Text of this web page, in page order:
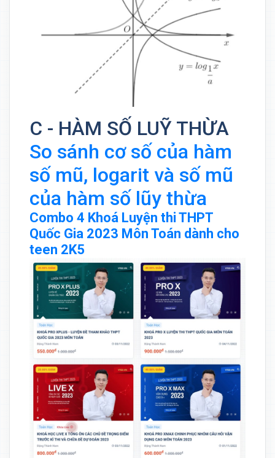
C - HÀM SỐ LUỸ THỪA
So sánh cơ số của hàm
số mũ, logarit và số mũ
của hàm số lũy thừa
Combo 4 Khoá Luyện thi THPT
Quốc Gia 2023 Môn Toán dành cho
teen 2K5